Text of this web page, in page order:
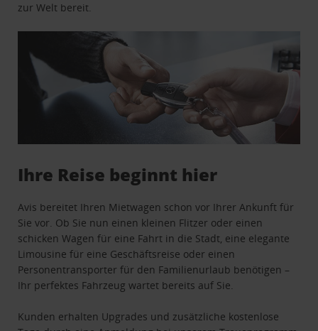
zur Welt bereit.
Ihre Reise beginnt hier
Avis bereitet Ihren Mietwagen schon vor Ihrer Ankunft für
Sie vor. Ob Sie nun einen kleinen Flitzer oder einen
schicken Wagen für eine Fahrt in die Stadt, eine elegante
Limousine für eine Geschäftsreise oder einen
Personentransporter für den Familienurlaub benötigen –
Ihr perfektes Fahrzeug wartet bereits auf Sie.
Kunden erhalten Upgrades und zusätzliche kostenlose